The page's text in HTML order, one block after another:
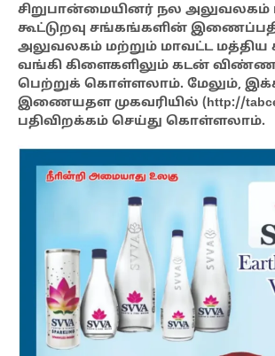
சிறுபான்மையினர் நல அலுவலகம்
கூட்டுறவு சங்கங்களின்
அலுவலகம் மற்றும் மாவட்ட மத்திய
வங்கி கிளைகளிலும் கடன்
பெற்றுக் கொள்ளலாம். மேலும்,
இணையதள முகவரியில் (http://
பதிவிறக்கம் செய்து கொள்ளலாம்.